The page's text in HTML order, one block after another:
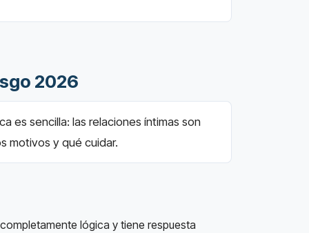
2026
es sencilla: las relaciones íntimas son
motivos y qué cuidar.
lógica y tiene respuesta